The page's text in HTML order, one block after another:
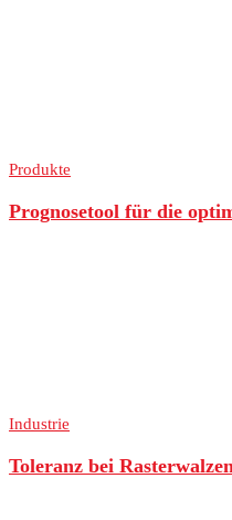
Produkte
Prognosetool für die
Industrie
Toleranz bei